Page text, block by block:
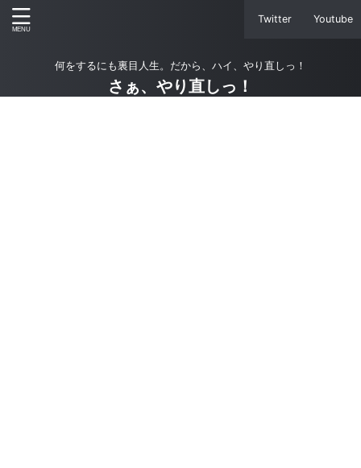
Twitter Youtube
何をするにも裏目人生。だから、ハイ、やり直しっ！
さぁ、やり直しっ！